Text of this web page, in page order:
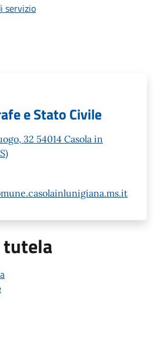
servizio
e Stato Civile
32 54014 Casola in